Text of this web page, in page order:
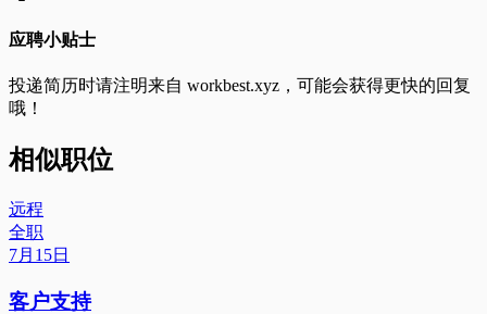
应聘小贴士
投递简历时请注明来自 workbest.xyz ，可能会获得更快的回复
哦！
相似职位
远程
全职
7月15日
客户支持